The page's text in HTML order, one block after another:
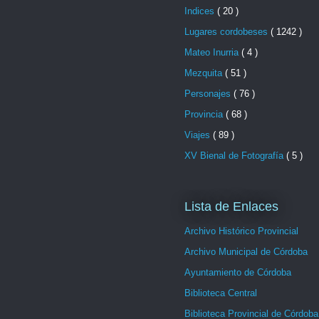
Indices ( 20 )
Lugares cordobeses ( 1242 )
Mateo Inurria ( 4 )
Mezquita ( 51 )
Personajes ( 76 )
Provincia ( 68 )
Viajes ( 89 )
XV Bienal de Fotografía ( 5 )
Lista de Enlaces
Archivo Histórico Provincial
Archivo Municipal de Córdoba
Ayuntamiento de Córdoba
Biblioteca Central
Biblioteca Provincial de Córdoba